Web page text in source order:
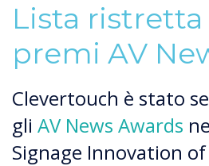
Lista ristretta
premi AV
Clevertouch è stato
gli AV News Awards
Signage Innovation